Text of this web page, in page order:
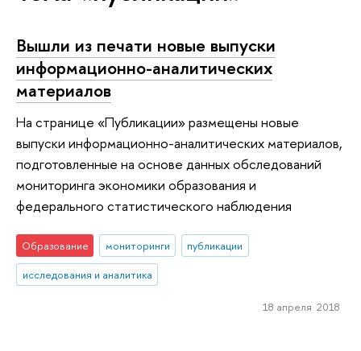
Вышли из печати новые выпуски
информационно-аналитических
материалов
На странице «Публикации» размещены новые
выпуски информационно-аналитических материалов,
подготовленные на основе данных обследований
мониторинга экономики образования и
федерального статистического наблюдения
Образование мониторинги
публикации
исследования и аналитика
18 апреля 2018